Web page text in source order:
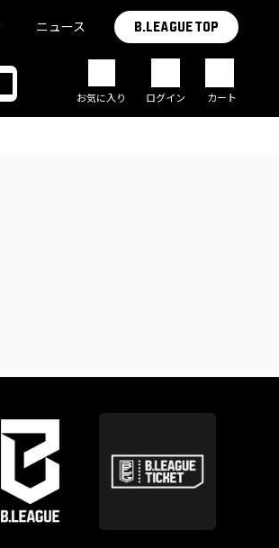
ニュース B.LEAGUE TOP
お気に入り ログイン カート